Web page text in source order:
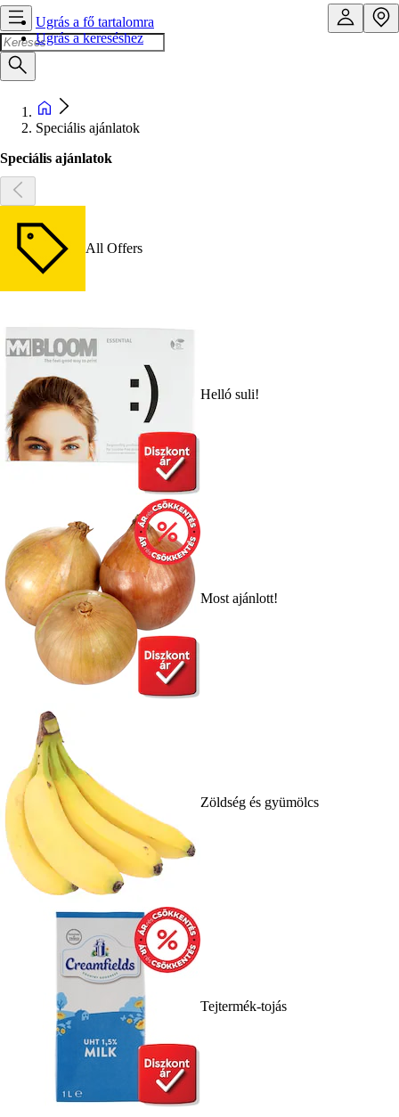
Ugrás a fő tartalomra
Ugrás a kereséshez
Speciális ajánlatok
Speciális ajánlatok
All Offers
Helló suli!
Most ajánlott!
Zöldség és gyümölcs
Tejtermék-tojás